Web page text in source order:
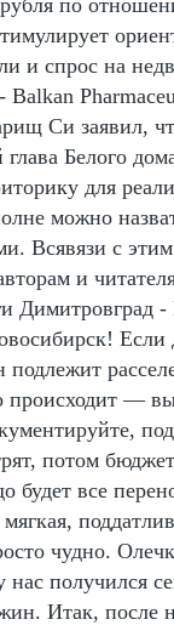
и спрос на
Си заявил,
Белого
для
можно
Всявязи с
и
Димитровград
Если
подлежит
происходит —
потом
будет все
чудно.
нас получился
Итак, после